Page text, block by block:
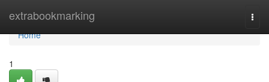
extrabookmarking
Home
Home
1